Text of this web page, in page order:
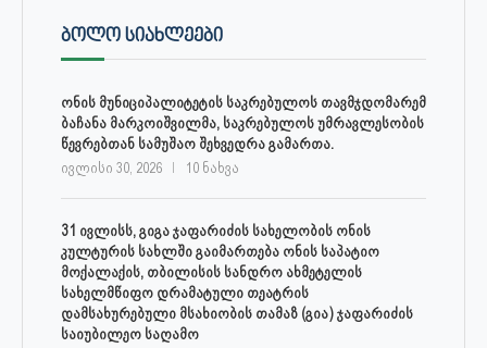
ᲑᲝᲚᲝ ᲡᲘᲐᲮᲚᲔᲔᲑᲘ
ონის მუნიციპალიტეტის საკრებულოს თავმჯდომარემ
ბაჩანა მარკოიშვილმა, საკრებულოს უმრავლესობის
წევრებთან სამუშაო შეხვედრა გამართა.
ივლისი 30, 2026 10 ნახვა
31 ივლისს, გიგა ჯაფარიძის სახელობის ონის
კულტურის სახლში გაიმართება ონის საპატიო
მოქალაქის, თბილისის სანდრო ახმეტელის
სახელმწიფო დრამატული თეატრის
დამსახურებული მსახიობის თამაზ (გია) ჯაფარიძის
საიუბილეო საღამო